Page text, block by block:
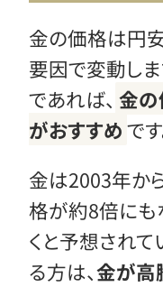
金の価格は円
要因で変動し
であれば、 金の
がおすすめです
金は2003年か
格が約8倍にも
くと予想されて
る方は、金が高